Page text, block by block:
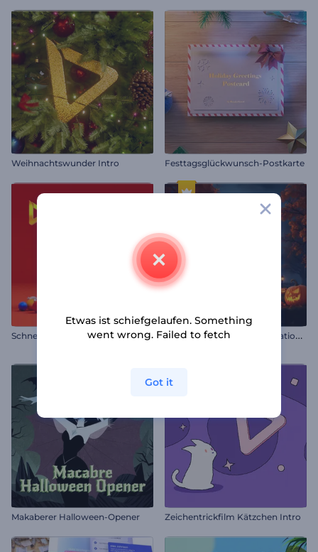
Weihnachtswunder Intro Festtagsglückwunsch-Postkarte
Schneekugel Logo Reveal G
ruselige Halloween-Animationen
Makaberer Halloween-Opener Zeichentrickfilm Kätzchen Intro
Etwas ist schiefgelaufen. Something
went wrong. Failed to fetch
Got it